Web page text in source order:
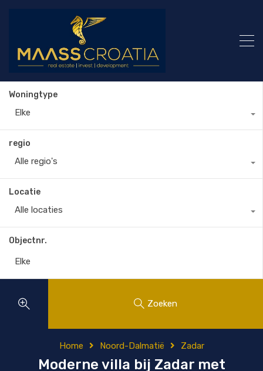
Woningtype
Elke
regio
Alle regio's
Locatie
Alle locaties
Objectnr.
Zoeken
Home Noord-Dalmatië Zadar
Moderne villa bij Zadar met